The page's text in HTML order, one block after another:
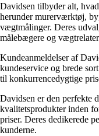
Davidsen tilbyder alt,
herunder murerværktøj,
vægtmålinger. Deres
målebægere og
Kundeanmeldelser af
kundeservice og brede
til konkurrencedygtige
Davidsen er den perfekte
kvalitetsprodukter inden
priser. Deres dedikerede
kunderne.